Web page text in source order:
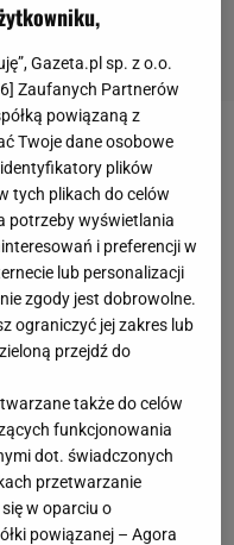
mistrzami
w Lidze Narodów.
tego turnieju
znakomita postawa
atak
nie była jednak
Andrei
że Trójkolorowi
składzie
Kanadyjczyków
Gazeta.pl sp. z o.o.
] Zaufanych Partnerów
powiązaną z
Twoje dane osobowe
identyfikatory plików
tych plikach do celów
potrzeby wyświetlania
i preferencji w
lub personalizacji
zgody jest dobrowolne.
ograniczyć jej zakres lub
przejdź do
także do celów
funkcjonowania
dot. świadczonych
przetwarzanie
w oparciu o
powiązanej – Agora